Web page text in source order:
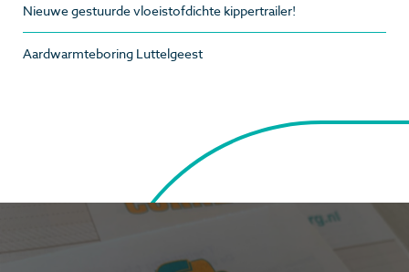
Nieuwe gestuurde vloeistofdichte kippertrailer!
Aardwarmteboring Luttelgeest